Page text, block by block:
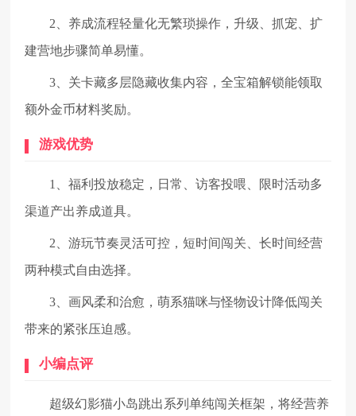
2、养成流程轻量化无繁琐操作，升级、抓宠、扩
建营地步骤简单易懂。
3、关卡藏多层隐藏收集内容，全宝箱解锁能领取
额外金币材料奖励。
游戏优势
1、福利投放稳定，日常、访客投喂、限时活动多
渠道产出养成道具。
2、游玩节奏灵活可控，短时间闯关、长时间经营
两种模式自由选择。
3、画风柔和治愈，萌系猫咪与怪物设计降低闯关
带来的紧张压迫感。
小编点评
超级幻影猫小岛跳出系列单纯闯关框架，将经营养